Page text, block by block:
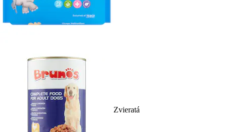
Zvieratá